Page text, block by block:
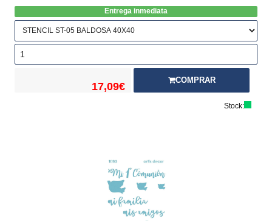
Entrega inmediata
17,09€
COMPRAR
Stock: